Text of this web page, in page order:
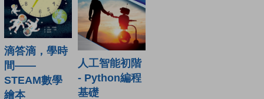
滴答滴，學時
間——
STEAM數學
繪本
人工智能初階
- Python編程
基礎